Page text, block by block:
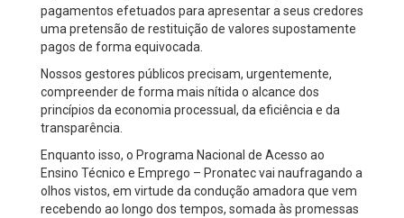
pagamentos efetuados para apresentar a seus credores
uma pretensão de restituição de valores supostamente
pagos de forma equivocada.
Nossos gestores públicos precisam, urgentemente,
compreender de forma mais nítida o alcance dos
princípios da economia processual, da eficiência e da
transparência.
Enquanto isso, o Programa Nacional de Acesso ao
Ensino Técnico e Emprego – Pronatec vai naufragando a
olhos vistos, em virtude da condução amadora que vem
recebendo ao longo dos tempos, somada às promessas